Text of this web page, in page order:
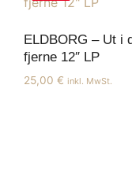
ELDBORG – Ut i
fjerne 12″ LP
25,00 € inkl. MwSt.